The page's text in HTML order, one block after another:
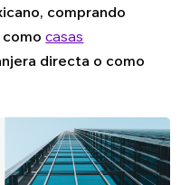
comprando
casas
directa o como